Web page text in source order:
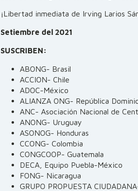
¡Libertad inmediata de Irving Larios
Setiembre del 2021
SUSCRIBEN:
ABONG- Brasil
ACCION- Chile
ADOC-México
ALIANZA ONG- República
ANC- Asociación Nacional de
ANONG- Uruguay
ASONOG- Honduras
CCONG- Colombia
CONGCOOP- Guatemala
DECA, Equipo Puebla-México
FONG- Nicaragua
GRUPO PROPUESTA